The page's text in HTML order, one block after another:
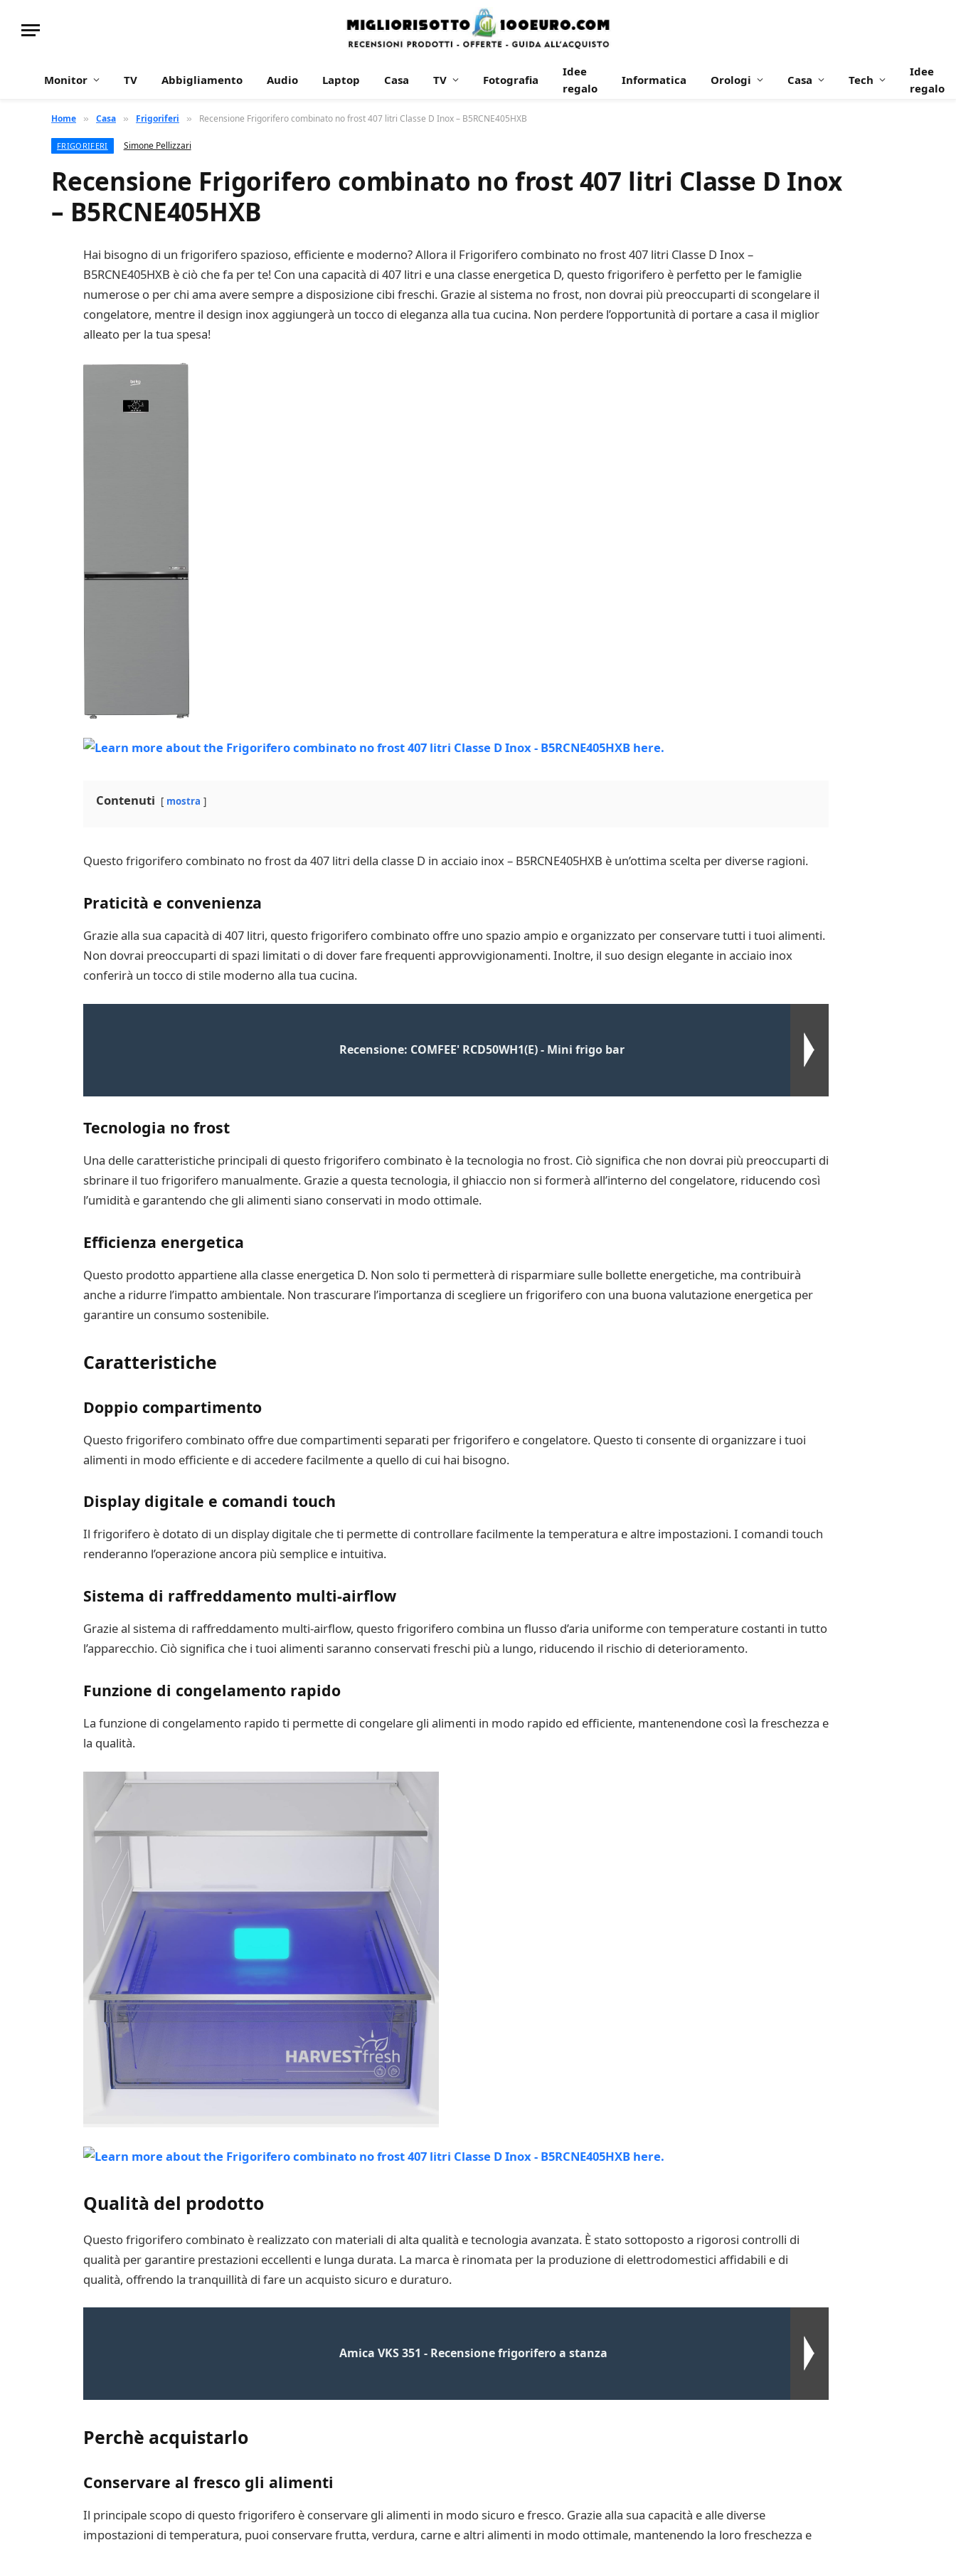
Monitor TV Abbigliamento Audio Laptop Casa TV Fotografia
Idee
regalo
Informatica Orologi Casa Tech
Idee
regalo
Home » Casa » Frigoriferi » Recensione Frigorifero combinato no frost 407 litri Classe D Inox – B5RCNE405HXB
FRIGORIFERI Simone Pellizzari
Recensione Frigorifero combinato no frost 407 litri Classe D Inox
– B5RCNE405HXB
Hai bisogno di un frigorifero spazioso, efficiente e moderno? Allora il Frigorifero combinato no frost 407 litri Classe D Inox –
B5RCNE405HXB è ciò che fa per te! Con una capacità di 407 litri e una classe energetica D, questo frigorifero è perfetto per le famiglie
numerose o per chi ama avere sempre a disposizione cibi freschi. Grazie al sistema no frost, non dovrai più preoccuparti di scongelare il
congelatore, mentre il design inox aggiungerà un tocco di eleganza alla tua cucina. Non perdere l’opportunità di portare a casa il miglior
alleato per la tua spesa!
Contenuti mostra
Questo frigorifero combinato no frost da 407 litri della classe D in acciaio inox – B5RCNE405HXB è un’ottima scelta per diverse ragioni.
Praticità e convenienza
Grazie alla sua capacità di 407 litri, questo frigorifero combinato offre uno spazio ampio e organizzato per conservare tutti i tuoi alimenti.
Non dovrai preoccuparti di spazi limitati o di dover fare frequenti approvvigionamenti. Inoltre, il suo design elegante in acciaio inox
conferirà un tocco di stile moderno alla tua cucina.
Recensione: COMFEE' RCD50WH1(E) - Mini frigo bar
Tecnologia no frost
Una delle caratteristiche principali di questo frigorifero combinato è la tecnologia no frost. Ciò significa che non dovrai più preoccuparti di
sbrinare il tuo frigorifero manualmente. Grazie a questa tecnologia, il ghiaccio non si formerà all’interno del congelatore, riducendo così
l’umidità e garantendo che gli alimenti siano conservati in modo ottimale.
Efficienza energetica
Questo prodotto appartiene alla classe energetica D. Non solo ti permetterà di risparmiare sulle bollette energetiche, ma contribuirà
anche a ridurre l’impatto ambientale. Non trascurare l’importanza di scegliere un frigorifero con una buona valutazione energetica per
garantire un consumo sostenibile.
Caratteristiche
Doppio compartimento
Questo frigorifero combinato offre due compartimenti separati per frigorifero e congelatore. Questo ti consente di organizzare i tuoi
alimenti in modo efficiente e di accedere facilmente a quello di cui hai bisogno.
Display digitale e comandi touch
Il frigorifero è dotato di un display digitale che ti permette di controllare facilmente la temperatura e altre impostazioni. I comandi touch
renderanno l’operazione ancora più semplice e intuitiva.
Sistema di raffreddamento multi-airflow
Grazie al sistema di raffreddamento multi-airflow, questo frigorifero combina un flusso d’aria uniforme con temperature costanti in tutto
l’apparecchio. Ciò significa che i tuoi alimenti saranno conservati freschi più a lungo, riducendo il rischio di deterioramento.
Funzione di congelamento rapido
La funzione di congelamento rapido ti permette di congelare gli alimenti in modo rapido ed efficiente, mantenendone così la freschezza e
la qualità.
Qualità del prodotto
Questo frigorifero combinato è realizzato con materiali di alta qualità e tecnologia avanzata. È stato sottoposto a rigorosi controlli di
qualità per garantire prestazioni eccellenti e lunga durata. La marca è rinomata per la produzione di elettrodomestici affidabili e di
qualità, offrendo la tranquillità di fare un acquisto sicuro e duraturo.
Amica VKS 351 - Recensione frigorifero a stanza
Perchè acquistarlo
Conservare al fresco gli alimenti
Il principale scopo di questo frigorifero è conservare gli alimenti in modo sicuro e fresco. Grazie alla sua capacità e alle diverse
impostazioni di temperatura, puoi conservare frutta, verdura, carne e altri alimenti in modo ottimale, mantenendo la loro freschezza e